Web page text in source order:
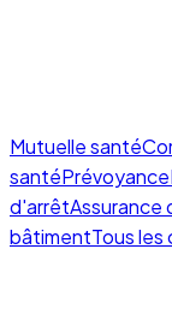
Mutuelle santé
santéPrévoyance
d'arrêtAssurance
bâtimentTous